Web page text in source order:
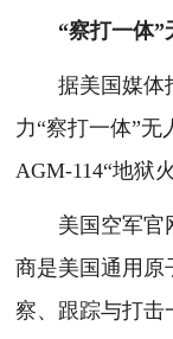
“察打一体”
据美国媒体报
力“察打一体”
AGM-114“地狱
美国空军官网
商是美国通用原
察、跟踪与打击